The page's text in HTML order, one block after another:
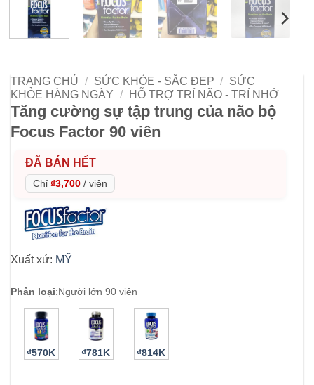
TRANG CHỦ / SỨC KHỎE - SẮC ĐẸP / SỨC
KHỎE HÀNG NGÀY / HỖ TRỢ TRÍ NÃO - TRÍ NHỚ
Tăng cường sự tập trung của não bộ
Focus Factor 90 viên
ĐÃ BÁN HẾT
Chỉ ₫3,700 / viên
Xuất xứ: MỸ
Phân loại:Người lớn 90 viên
₫570K ₫781K ₫814K